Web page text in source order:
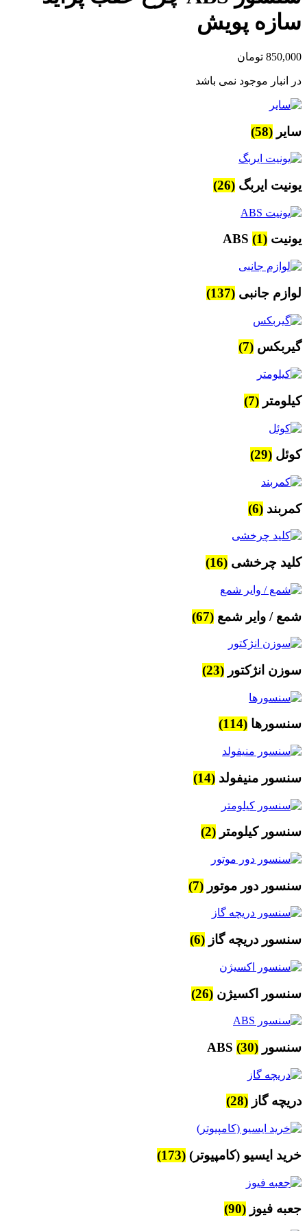
سازه پویش
850,000 تومان
در انبار موجود نمی باشد
سایر (58)
یونیت ایربگ (26)
یونیت ABS (1)
لوازم جانبی (137)
گیربکس (7)
کیلومتر (7)
کوئل (29)
کمربند (6)
کلید چرخشی (16)
شمع / وایر شمع (67)
سوزن انژکتور (23)
سنسورها (114)
سنسور منیفولد (14)
سنسور کیلومتر (2)
سنسور دور موتور (7)
سنسور دریچه گاز (6)
سنسور اکسیژن (26)
سنسور ABS (30)
دریچه گاز (28)
خرید ایسیو (کامپیوتر) (173)
جعبه فیوز (90)